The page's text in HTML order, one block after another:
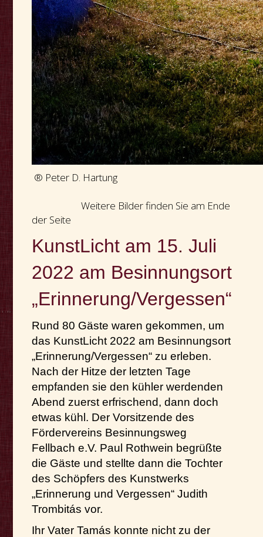
® Peter D. Hartung
Weitere Bilder finden Sie am Ende
der Seite
KunstLicht am 15. Juli
2022 am Besinnungsort
„Erinnerung/Vergessen“
Rund 80 Gäste waren gekommen, um
das KunstLicht 2022 am Besinnungsort
„Erinnerung/Vergessen“ zu erleben.
Nach der Hitze der letzten Tage
empfanden sie den kühler werdenden
Abend zuerst erfrischend, dann doch
etwas kühl. Der Vorsitzende des
Fördervereins Besinnungsweg
Fellbach e.V. Paul Rothwein begrüßte
die Gäste und stellte dann die Tochter
des Schöpfers des Kunstwerks
„Erinnerung und Vergessen“ Judith
Trombitás vor.
Ihr Vater Tamás konnte nicht zu der